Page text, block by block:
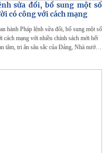
sửa đổi, bổ sung một số
có công với cách mạng
hành Pháp lệnh sửa đổi, bổ sung một số
mạng với nhiều chính sách mới hết
tâm, tri ân sâu sắc của Đảng, Nhà nước,
máu bảo vệ nền độc lập, tự do cho Tổ